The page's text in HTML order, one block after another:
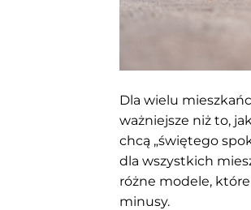
Dla wielu
ważniejsze niż to,
chcą „świętego
dla wszystkich
różne modele,
minusy.